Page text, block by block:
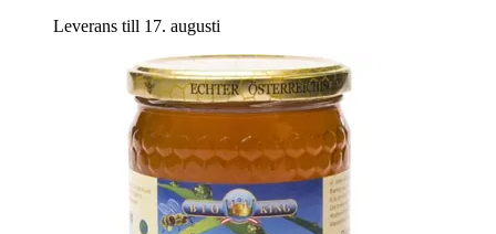
Leverans till 17. augusti